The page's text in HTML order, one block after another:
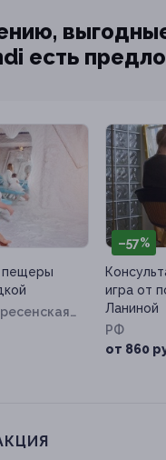
есть
пещеры
–57%
игра от
Ланиной
РФ
от 860